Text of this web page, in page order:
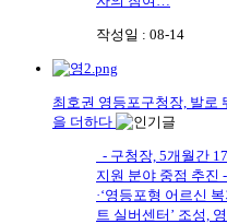
작성일 : 08-14
최호권 영등포구청장, 발로
을 더하다
- 구청장, 5개월간
지원 분야 중점 추진
·‘영등포형 어르신
트 실버센터’ 조성,